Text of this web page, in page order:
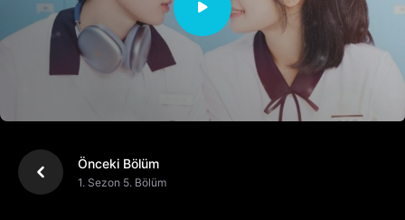
Önceki Bölüm
1. Sezon 5. Bölüm